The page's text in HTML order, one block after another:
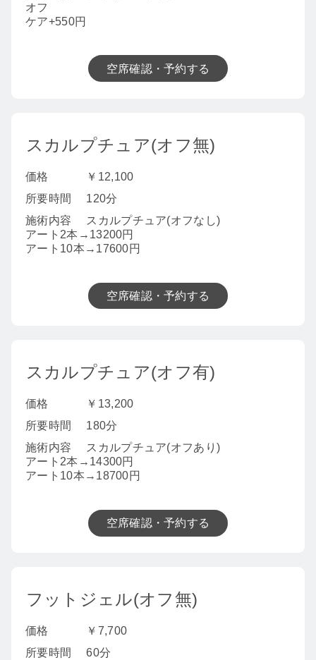
オフ
ケア+550円
空席確認・予約する
スカルプチュア(オフ無)
価格
￥12,100
所要時間
120分
施術内容
スカルプチュア(オフなし)
アート2本→13200円
アート10本→17600円
空席確認・予約する
スカルプチュア(オフ有)
価格
￥13,200
所要時間
180分
施術内容
スカルプチュア(オフあり)
アート2本→14300円
アート10本→18700円
空席確認・予約する
フットジェル(オフ無)
価格
￥7,700
所要時間
60分